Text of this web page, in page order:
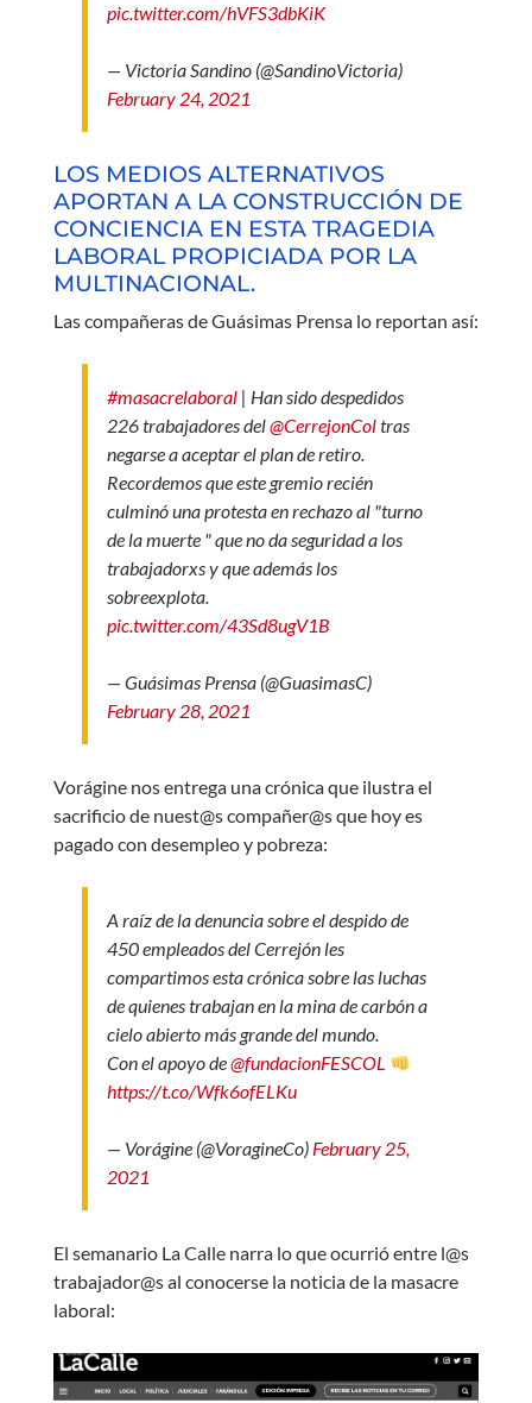
pic.twitter.com/hVFS3dbKiK
— Victoria Sandino (@SandinoVictoria)
February 24, 2021
LOS MEDIOS ALTERNATIVOS
APORTAN A LA CONSTRUCCIÓN DE
CONCIENCIA EN ESTA TRAGEDIA
LABORAL PROPICIADA POR LA
MULTINACIONAL.
Las compañeras de Guásimas Prensa lo reportan así:
#masacrelaboral | Han sido despedidos
226 trabajadores del@CerrejonColtras
negarse a aceptar el plan de retiro.
Recordemos que este gremio recién
culminó una protesta en rechazo al "turno
de la muerte " que no da seguridad a los
trabajadorxs y que además los
sobreexplota.
pic.twitter.com/43Sd8ugV1B
— Guásimas Prensa (@GuasimasC)
February 28, 2021
Vorágine nos entrega una crónica que ilustra el
sacrificio de nuest@s compañer@s que hoy es
pagado con desempleo y pobreza:
A raíz de la denuncia sobre el despido de
450 empleados del Cerrejón les
compartimos esta crónica sobre las luchas
de quienes trabajan en la mina de carbón a
cielo abierto más grande del mundo.
Con el apoyo de@fundacionFESCOL
https://t.co/Wfk6ofELKu
— Vorágine (@VoragineCo) February 25,
2021
El semanario La Calle narra lo que ocurrió entre l@s
trabajador@s al conocerse la noticia de la masacre
laboral: